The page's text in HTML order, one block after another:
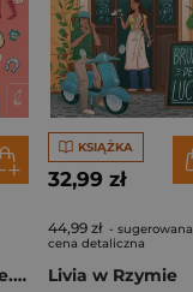
Wakacje w siodle. Emi i Tajny Klub Superdziewczyn wyd. 2026
KSIĄŻKA
32,99 zł
44,99 zł - sugerowana
cena detaliczna
Livia w Rzymie